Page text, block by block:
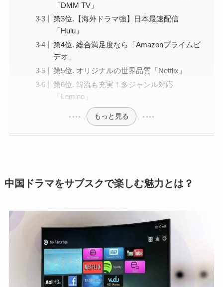
「DMM TV」
第3位.【海外ドラマ強】日本最速配信
「Hulu」
第4位. 総合満足度なら「Amazonプライムビ
デオ」
第5位. オリジナルの世界品質「Netflix」
第6位. 韓流も充実！多ジャンル対応
「Lemino」
もっと見る
中国ドラマをサブスクで楽しむ魅力とは？